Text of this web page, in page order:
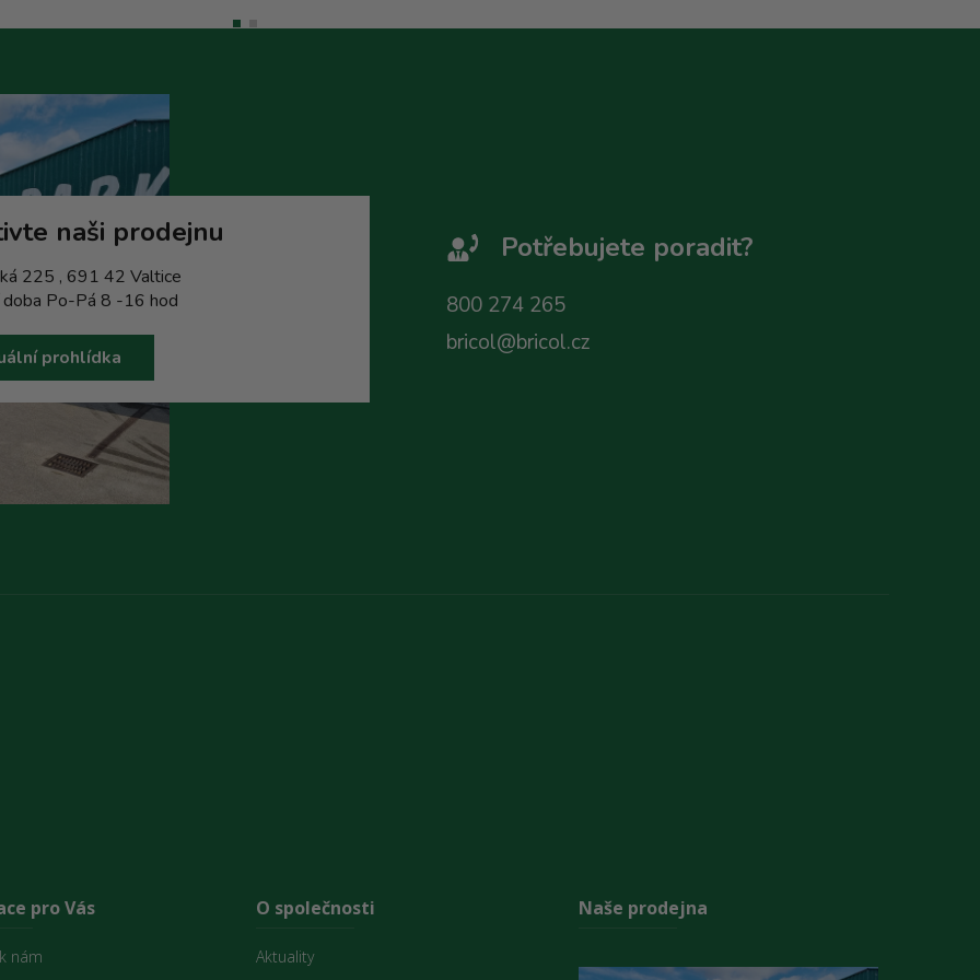
naši prodejnu
225 , 691 42 Valtice
doba Po-Pá 8 -16 hod
prohlídka
Potřebujete poradit?
800 274 265
bricol@bricol.cz
pro Vás
nám
O společnosti
Aktuality
Naše prodejna